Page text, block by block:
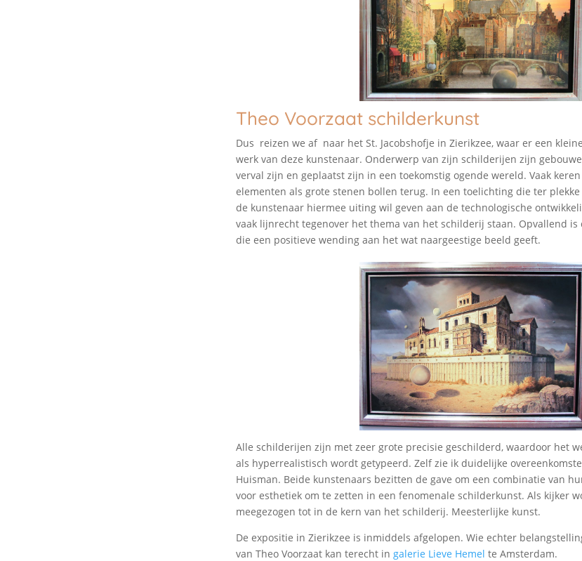
Theo Voorzaat schilderkunst
Dus reizen we af naar het St. Jacobshofje in Zierikzee, waar er een
werk van deze kunstenaar. Onderwerp van zijn schilderijen zijn
verval zijn en geplaatst zijn in een toekomstig ogende wereld. Vaak
elementen als grote stenen bollen terug. In een toelichting die ter
de kunstenaar hiermee uiting wil geven aan de technologische
vaak lijnrecht tegenover het thema van het schilderij staan. Opvallend
die een positieve wending aan het wat naargeestige beeld geeft.
Alle schilderijen zijn met zeer grote precisie geschilderd, waardoor het
als hyperrealistisch wordt getypeerd. Zelf zie ik duidelijke
Huisman. Beide kunstenaars bezitten de gave om een combinatie van
voor esthetiek om te zetten in een fenomenale schilderkunst. Als kijker
meegezogen tot in de kern van het schilderij. Meesterlijke kunst.
De expositie in Zierikzee is inmiddels afgelopen. Wie echter
van Theo Voorzaat kan terecht in galerie Lieve Hemel te Amsterdam.